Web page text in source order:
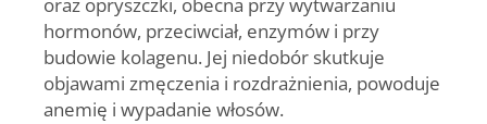
hormonów, przeciwciał, enzymów i przy
budowie kolagenu. Jej niedobór skutkuje
objawami zmęczenia i rozdrażnienia, powoduje
anemię i wypadanie włosów.